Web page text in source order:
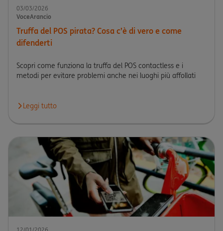
03/03/2026
VoceArancio
Truffa del POS pirata? Cosa c’è di vero e come
difenderti
Scopri come funziona la truffa del POS contactless e i
metodi per evitare problemi anche nei luoghi più affollati
Leggi tutto
Leggi l'articolo Truffa del POS pirata? Cosa c’è di vero e come